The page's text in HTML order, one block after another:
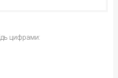
цифрами: